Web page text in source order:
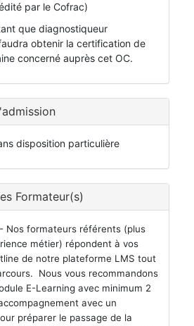
par le Cofrac)
que diagnostiqueur
obtenir la certification de
concerné auprès cet OC.
disposition particulière
Formateur(s)
Nos formateurs référents (plus
métier) répondent à vos
de notre plateforme LMS tout
Nous vous recommandons
E-Learning avec minimum 2
avec un
préparer le passage de la